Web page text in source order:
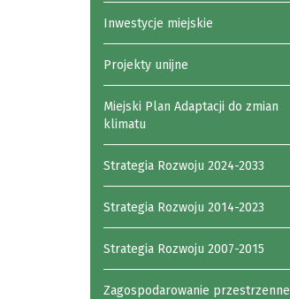
Inwestycje miejskie
Projekty unijne
Miejski Plan Adaptacji do zmian
klimatu
Strategia Rozwoju 2024-2033
Strategia Rozwoju 2014-2023
Strategia Rozwoju 2007-2015
Zagospodarowanie przestrzenne